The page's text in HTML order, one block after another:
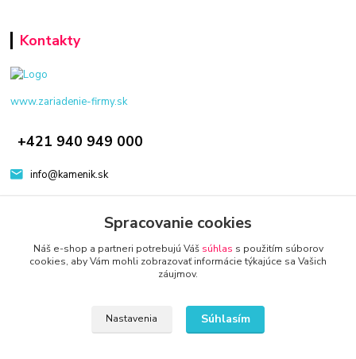
Kontakty
www.zariadenie-firmy.sk
+421 940 949 000
info@kamenik.sk
Eshop-rychlo.sk
Spracovanie cookies
Náš e-shop a partneri potrebujú Váš súhlas s použitím súborov
cookies, aby Vám mohli zobrazovať informácie týkajúce sa Vašich
záujmov.
Nastavenia Súhlasím